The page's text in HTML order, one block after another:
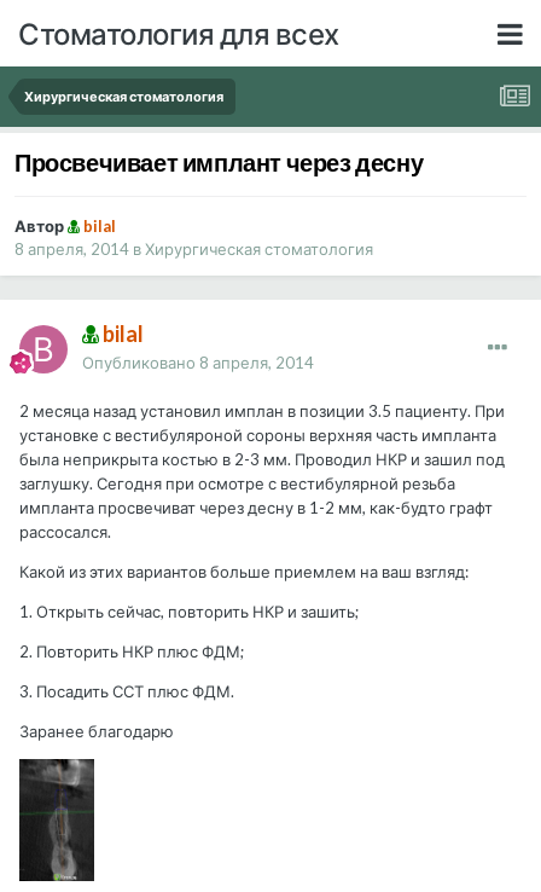
Стоматология для всех
Хирургическая стоматология
Просвечивает имплант через десну
Автор
bilal
8 апреля, 2014 вХирургическая стоматология
bilal
Опубликовано 8 апреля, 2014
2 месяца назад установил имплан в позиции 3.5 пациенту. При
установке с вестибуляроной сороны верхняя часть импланта
была неприкрыта костью в 2-3 мм. Проводил НКР и зашил под
заглушку. Сегодня при осмотре с вестибулярной резьба
импланта просвечиват через десну в 1-2 мм, как-будто графт
рассосался.
Какой из этих вариантов больше приемлем на ваш взгляд:
1. Открыть сейчас, повторить НКР и зашить;
2. Повторить НКР плюс ФДМ;
3. Посадить ССТ плюс ФДМ.
Заранее благодарю